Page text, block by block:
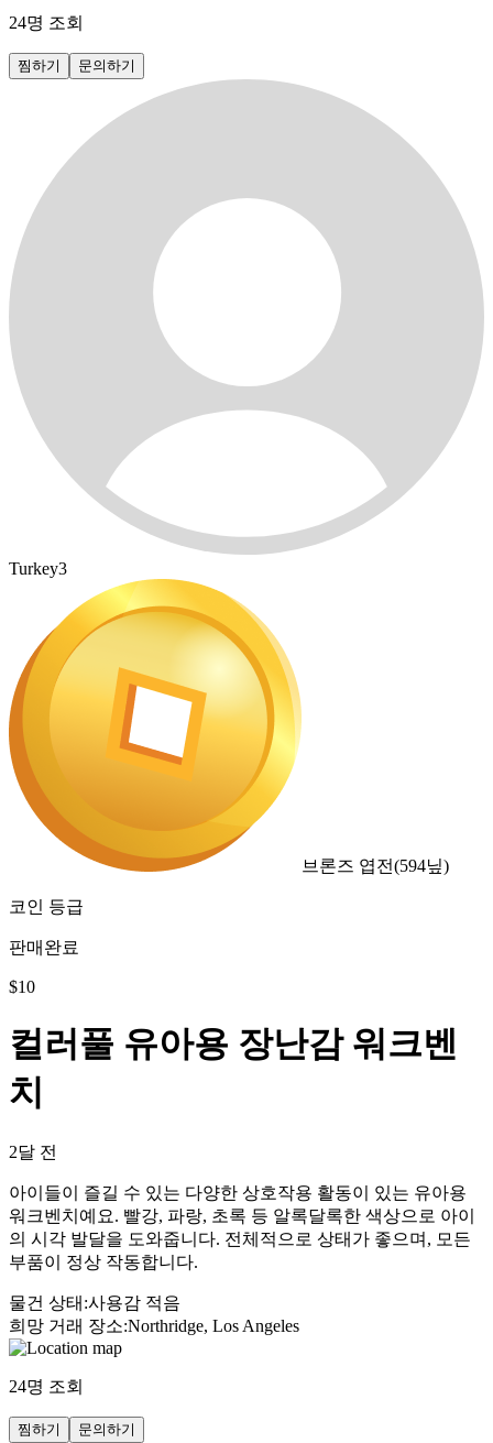
24명 조회
찜하기 문의하기
Turkey3
브론즈 엽전(594닢)
코인 등급
판매완료
$10
컬러풀 유아용 장난감 워크벤
치
2달 전
아이들이 즐길 수 있는 다양한 상호작용 활동이 있는 유아용
워크벤치예요. 빨강, 파랑, 초록 등 알록달록한 색상으로 아이
의 시각 발달을 도와줍니다. 전체적으로 상태가 좋으며, 모든
부품이 정상 작동합니다.
물건 상태 :사용감 적음
희망 거래 장소:Northridge, Los Angeles
24명 조회
찜하기 문의하기